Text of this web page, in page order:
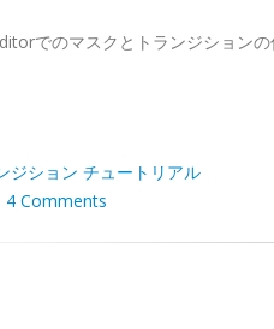
でのマスクとトランジションの
ジション チュートリアル
4 Comments